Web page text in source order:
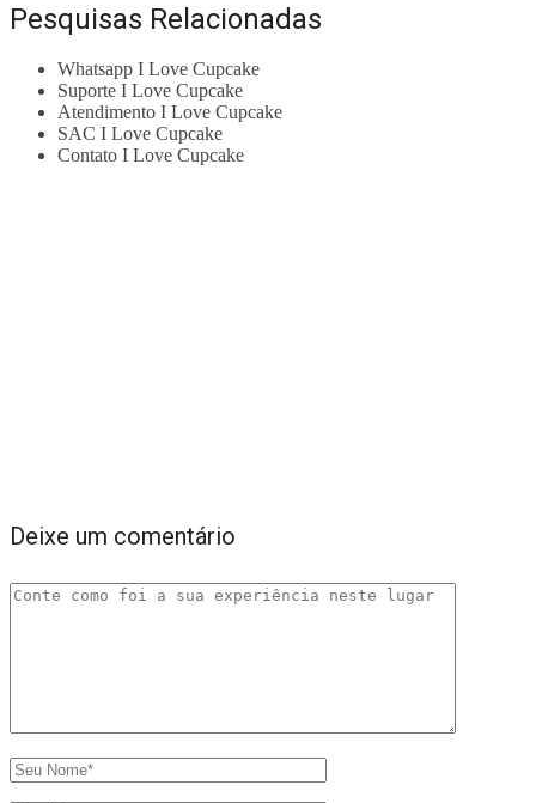
Pesquisas Relacionadas
Whatsapp I Love Cupcake
Suporte I Love Cupcake
Atendimento I Love Cupcake
SAC I Love Cupcake
Contato I Love Cupcake
Deixe um comentário